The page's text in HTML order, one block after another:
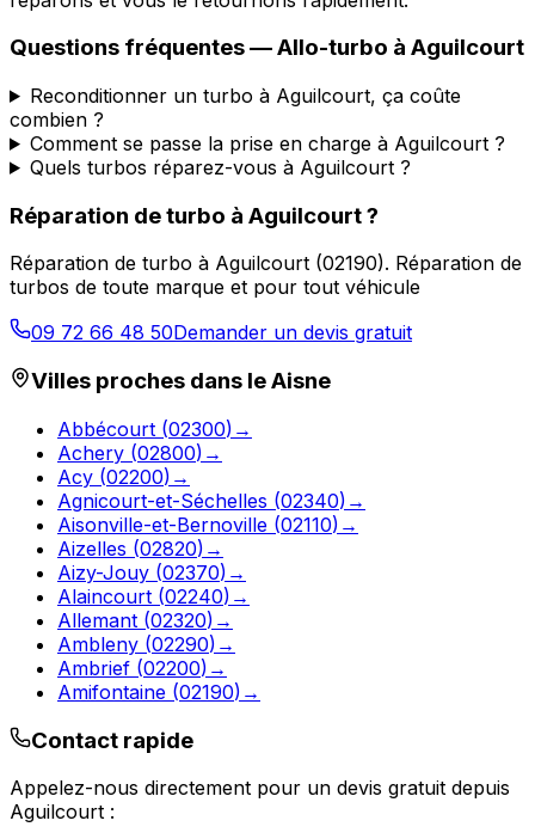
Questions fréquentes —Allo-turbo à Aguilcourt
Reconditionner un turbo à Aguilcourt, ça coûte
combien ?
Comment se passe la prise en charge à Aguilcourt ?
Quels turbos réparez-vous à Aguilcourt ?
Réparation de turbo à Aguilcourt?
Réparation de turbo à Aguilcourt (02190). Réparation de
turbos de toute marque et pour tout véhicule
09 72 66 48 50Demander un devis gratuit
Villes proches dans leAisne
Abbécourt (02300) →
Achery (02800) →
Acy (02200) →
Agnicourt-et-Séchelles (02340) →
Aisonville-et-Bernoville (02110) →
Aizelles (02820) →
Aizy-Jouy (02370) →
Alaincourt (02240) →
Allemant (02320) →
Ambleny (02290) →
Ambrief (02200) →
Amifontaine (02190) →
Contact rapide
Appelez-nous directement pour un devis gratuit depuis
Aguilcourt :